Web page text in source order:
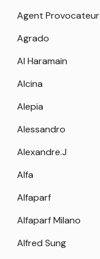
Agent Provocateur
Agrado
Al Haramain
Alcina
Alepia
Alessandro
Alexandre.J
Alfa
Alfaparf
Alfaparf Milano
Alfred Sung